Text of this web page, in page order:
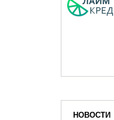
НОВОСТИ